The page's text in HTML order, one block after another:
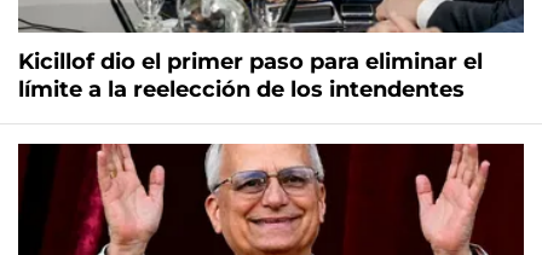
Kicillof dio el primer paso para eliminar el
límite a la reelección de los intendentes